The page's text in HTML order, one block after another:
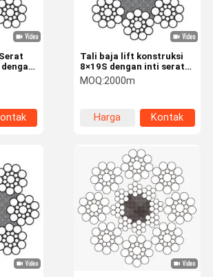
Tali baja lift konstruksi
8×19S dengan inti serat
dan diameter 10mm
untuk operasi yang
MOQ:2000m
Harga
Kontak